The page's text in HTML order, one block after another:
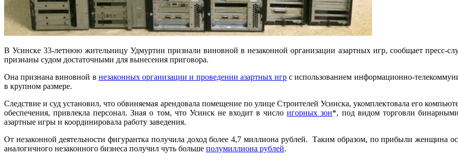
В Усинске 33-летнюю жительницу Удмуртии признали виновной в незаконной организации азартных игр, сообщает пресс-
признаны судом достаточными для вынесения приговора.
Она признана виновной в незаконных организации и проведении азартных игр с использованием информационно-
в крупном размере.
Следствие и суд установил, что обвиняемая арендовала помещение по улице Строителей Усинска, укомплектовала его
обеспечения, привлекла персонал. Зная о том, что Усинск не входит в числоигорных зон*, под видом торговли
азартные игры и координировала работу заведения.
От незаконной деятельности фигурантка получила доход более 4,7 миллиона рублей. Таким образом, по прибыли женщина
аналогичного незаконного бизнеса получил чуть больше полумиллиона рублей.